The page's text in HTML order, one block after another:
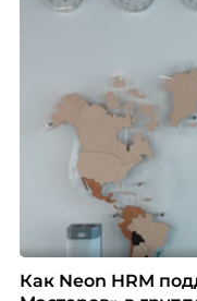
Как Neon HRM